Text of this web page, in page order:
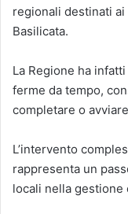
regionali destinati
Basilicata.
La Regione ha
ferme da tempo,
completare o
L’intervento
rappresenta un
locali nella